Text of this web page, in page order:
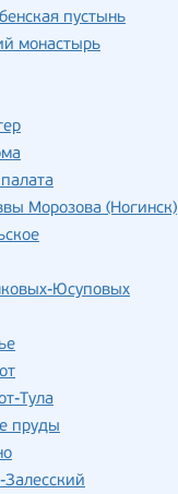
пустынь
монастырь
Морозова (Ногинск)
Юсуповых
Тула
пруды
Залесский